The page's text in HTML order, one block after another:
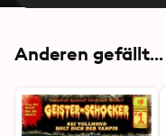
Anderen gefällt...